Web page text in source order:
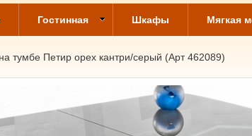
Гостинная Шкафы Мягкая
тумбе Петир орех кантри/серый (Арт 462089)